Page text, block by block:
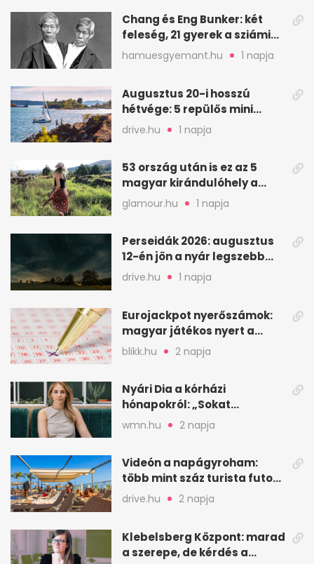
Chang és Eng Bunker: két
feleség, 21 gyerek a sziámi
ikrek életében
hamuesgyemant.hu 1 napja
Augusztus 20-i hosszú
hétvége: 5 repülős mini
nyaralás 0 szabadsággal
drive.hu 1 napja
53 ország után is ez az 5
magyar kirándulóhely a
kedvencem
glamour.hu 1 napja
Perseidák 2026: augusztus
12-én jön a nyár legszebb
csillaghullása
drive.hu 1 napja
Eurojackpot nyerőszámok:
magyar játékos nyert a
2026. augusztus 4-i húzáson
blikk.hu 2 napja
Nyári Dia a kórházi
hónapokról: „Sokat
veszekedtem Istennel”
wmn.hu 2 napja
Videón a napágyroham:
több mint száz turista futott
a helyekért Tenerifén
drive.hu 2 napja
Klebelsberg Központ: marad
a szerepe, de kérdés a